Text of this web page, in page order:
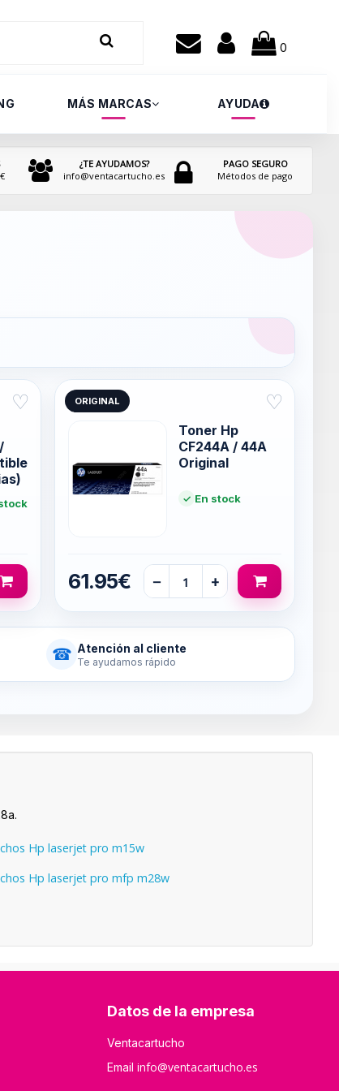
0
MÁS MARCAS AYUDA
¿TE AYUDAMOS?
info@ventacartucho.es
PAGO SEGURO
Métodos de pago
♡ ORIGINAL ♡
Toner Hp
CF244A / 44A
Original
En stock
61.95€ − +
☎ Atención al cliente
Te ayudamos rápido
Hp laserjet pro m15w
Hp laserjet pro mfp m28w
Datos de la empresa
Ventacartucho
Email info@ventacartucho.es